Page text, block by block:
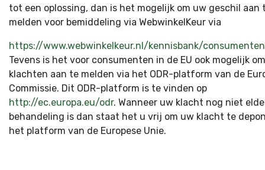
tot een oplossing, dan is het mogelijk om uw geschil aan
melden voor bemiddeling via WebwinkelKeur via
https://www.webwinkelkeur.nl/kennisbank/
Tevens is het voor consumenten in de EU ook mogelijk om
klachten aan te melden via het ODR-platform van de
Commissie. Dit ODR-platform is te vinden op
http://ec.europa.eu/odr. Wanneer uw klacht nog niet
behandeling is dan staat het u vrij om uw klacht te
het platform van de Europese Unie.